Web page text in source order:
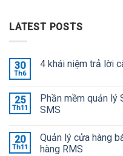
LATEST POSTS
30
Th6
4 khái niệm trả lời
25
Th11
Phần mềm quản lý
SMS
20
Th11
Quản lý cửa hàng
hàng RMS